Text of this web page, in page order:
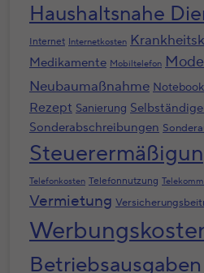
Haushaltsnahe
Internet Internetkosten
Medikamente Mobiltelefon
Neubaumaßnahme Notebook
Rezept Sanierung
Sonderabschreibungen
Telefonkosten Telefonnutzung
Vermietung
Betriebsausgaben